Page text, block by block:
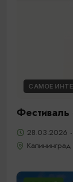
САМОЕ
Фестиваль
28.03.2026
Калининград